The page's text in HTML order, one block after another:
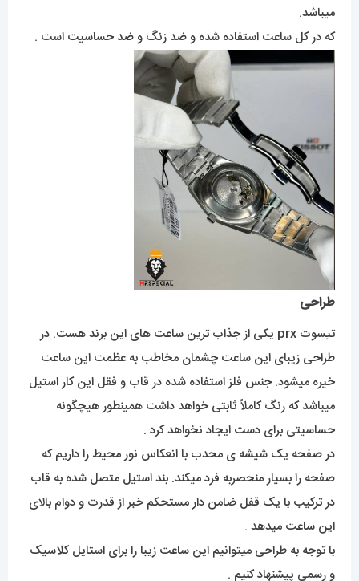
میباشد.
که در کل ساعت استفاده شده و ضد زنگ و ضد حساسیت است .
طراحی
تیسوت prx یکی از جذاب ترین ساعت های این برند هست. در
طراحی زیبای این ساعت چشمان مخاطب به عظمت این ساعت
خیره میشود. جنس فلز استفاده شده در قاب و فقل این کار استیل
میباشد که رنگ کاملاً ثابتی خواهد داشت همینطور هیچگونه
حساسیتی برای دست ایجاد نخواهد کرد .
در صفحه یک شیشه ی محدب با انعکاس نور محیط را داریم که
صفحه را بسیار منحصربه فرد میکند. بند استیل متصل شده به قاب
در ترکیب با یک قفل ضامن دار مستحکم خبر از قدرت و دوام بالای
این ساعت میدهد .
با توجه به طراحی میتوانیم این ساعت زیبا را برای استایل کلاسیک
و رسمی پیشنهاد کنیم .